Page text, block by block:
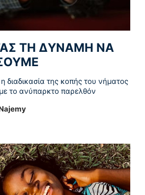
ΤΗ ΔΥΝΑΜΗ ΝΑ
διαδικασία της κοπής του νήματος
το ανύπαρκτο παρελθόν